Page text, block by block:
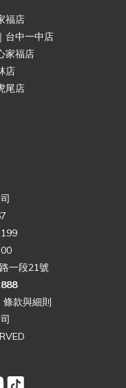
福店
台中一中店
家福店
店
尾店
一段21號
條款與細則